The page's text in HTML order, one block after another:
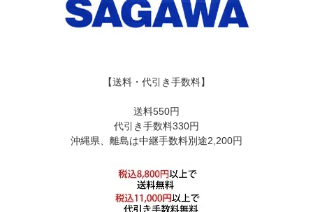
【送料・代引き手数料】
送料550円
代引き手数料330円
沖縄県、離島は中継手数料別途2,200円